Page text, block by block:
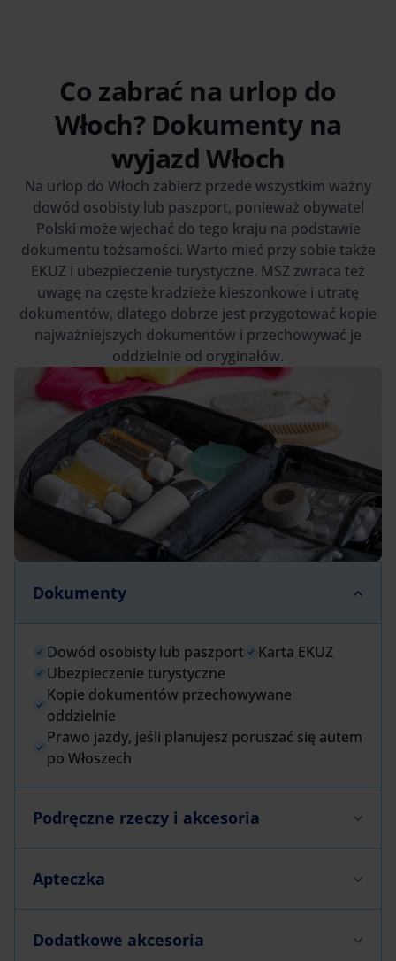
Co zabrać na urlop do
Włoch? Dokumenty na
wyjazd Włoch
Na urlop do Włoch zabierz przede wszystkim ważny
dowód osobisty lub paszport, ponieważ obywatel
Polski może wjechać do tego kraju na podstawie
dokumentu tożsamości. Warto mieć przy sobie także
EKUZ i ubezpieczenie turystyczne. MSZ zwraca też
uwagę na częste kradzieże kieszonkowe i utratę
dokumentów, dlatego dobrze jest przygotować kopie
najważniejszych dokumentów i przechowywać je
oddzielnie od oryginałów.
Dokumenty
Dowód osobisty lub paszport
Karta EKUZ
Ubezpieczenie turystyczne
Kopie dokumentów przechowywane
oddzielnie
Prawo jazdy, jeśli planujesz poruszać się autem
po Włoszech
Podręczne rzeczy i akcesoria
Apteczka
Dodatkowe akcesoria